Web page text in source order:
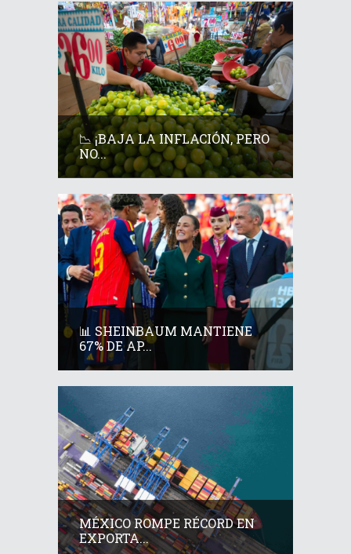
📉 ¡BAJA LA INFLACIÓN, PERO
NO...
📊 SHEINBAUM MANTIENE
67% DE AP...
MÉXICO ROMPE RÉCORD EN
EXPORTA...